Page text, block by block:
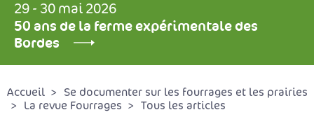
29 - 30 mai 2026
50 ans de la ferme expérimentale des
Bordes
Accueil
Se documenter sur les fourrages et les prairies
La revue Fourrages
Tous les articles